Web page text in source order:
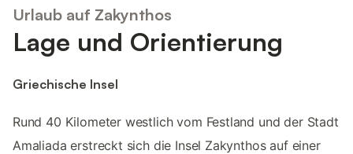
Urlaub auf Zakynthos
Lage und Orientierung
Griechische Insel
Rund 40 Kilometer westlich vom Festland und der Stadt
Amaliada erstreckt sich die Insel Zakynthos auf einer